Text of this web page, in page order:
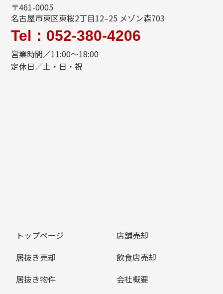
〒461-0005
名古屋市東区東桜2丁目12–25 メゾン森703
Tel：052-380-4206
営業時間／11:00〜18:00
定休日／土・日・祝
トップページ
店舗売却
居抜き売却
飲食店売却
居抜き物件
会社概要